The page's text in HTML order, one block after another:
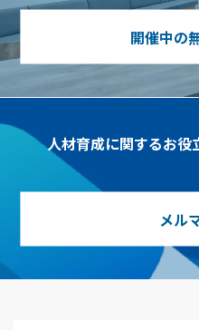
開催中の
人材育成に関するお役
メル